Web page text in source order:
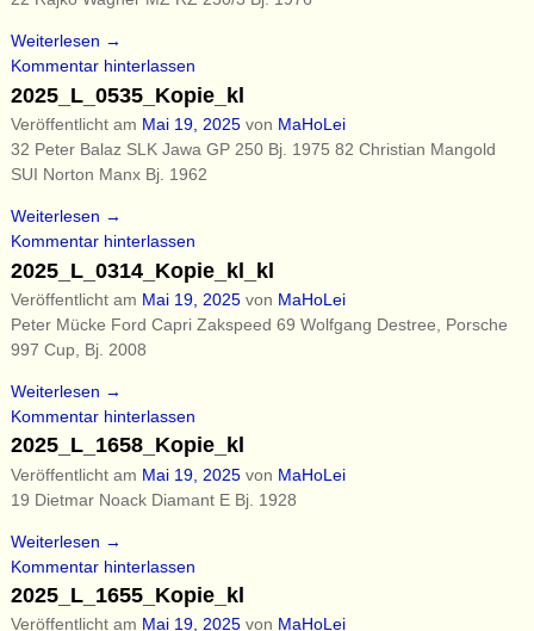
Weiterlesen →
Kommentar hinterlassen
2025_L_0535_Kopie_kl
Veröffentlicht am Mai 19, 2025 von MaHoLei
32 Peter Balaz SLK Jawa GP 250 Bj. 1975 82 Christian Mangold
SUI Norton Manx Bj. 1962
Weiterlesen →
Kommentar hinterlassen
2025_L_0314_Kopie_kl_kl
Veröffentlicht am Mai 19, 2025 von MaHoLei
Peter Mücke Ford Capri Zakspeed 69 Wolfgang Destree, Porsche
997 Cup, Bj. 2008
Weiterlesen →
Kommentar hinterlassen
2025_L_1658_Kopie_kl
Veröffentlicht am Mai 19, 2025 von MaHoLei
19 Dietmar Noack Diamant E Bj. 1928
Weiterlesen →
Kommentar hinterlassen
2025_L_1655_Kopie_kl
Veröffentlicht am Mai 19, 2025 von MaHoLei